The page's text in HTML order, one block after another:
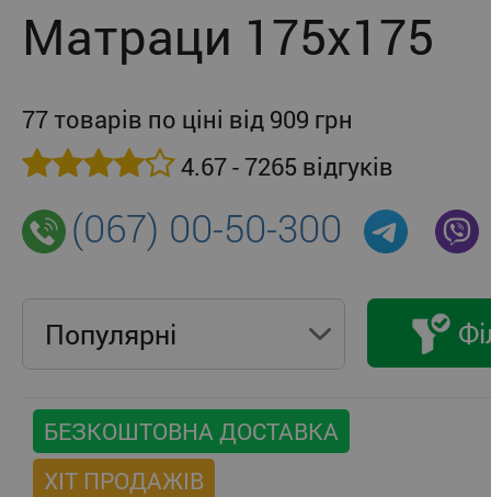
Матраци 175x175
77 товарів по ціні від 909 грн
4.67 - 7265 відгуків
(067) 00-50-300
Популярнi
БЕЗКОШТОВНА ДОСТАВКА
ХІТ ПРОДАЖІВ